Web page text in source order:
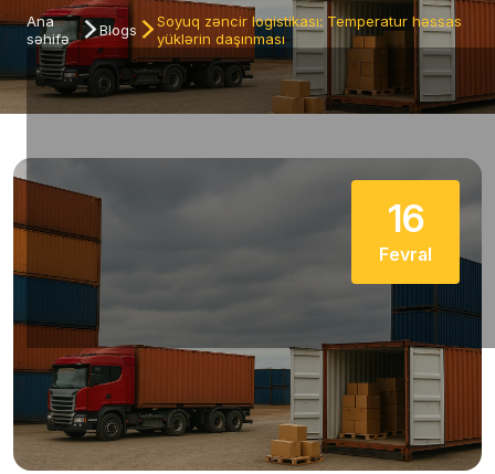
Siyasətlərimiz
Bizimlə əlaqə
Avtomobillər
Ofislərimiz
Ana
səhifə
Blogs
Soyuq zəncir logistikası: Temperatur həssas
yüklərin daşınması
16
Fevral